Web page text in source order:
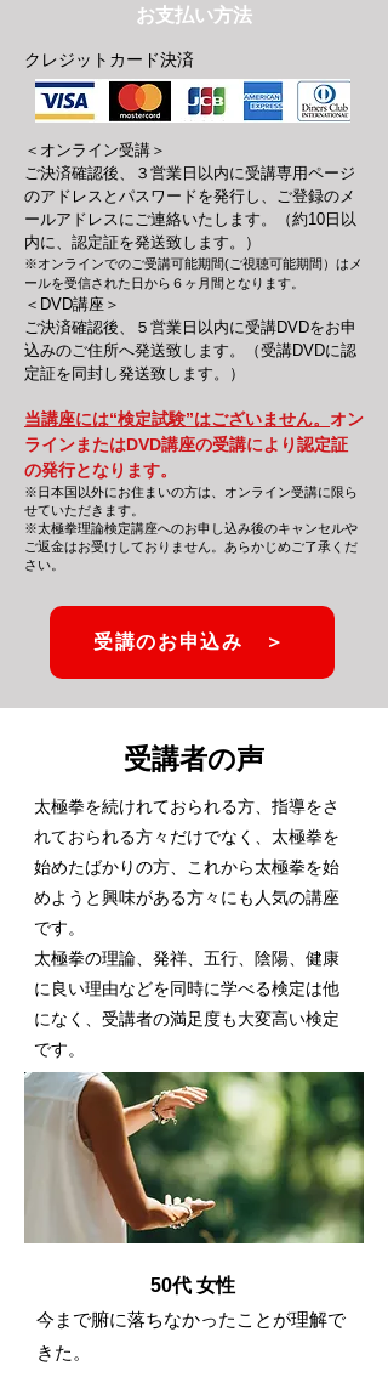
お支払い方法
クレジットカード決済
＜オンライン受講＞
ご決済確認後、３営業日以内に受講専用ページ
のアドレスとパスワードを発行し、ご登録のメ
ールアドレスにご連絡いたします。（約10日以
内に、認定証を発送致します。）
​※オンラインでのご受講可能期間(ご視聴可能期間）はメ
ールを受信された日から６ヶ月間となります。
＜DVD講座＞
ご決済確認後、５営業日以内に受講DVDをお申
込みのご住所へ発送致します。（受講DVDに認
定証を同封し発送致します。）
当講座には“検定試験”はございません。 オン
ラインまたはDVD講座の受講により認定証
の発行となります。
※日本国以外にお住まいの方は、オンライン受講に限ら
せていただきます。
※太極拳理論検定講座へのお申し込み後のキャンセルや
ご返金はお受けしておりません。あらかじめご了承くだ
さい。
受講のお申込み ＞
​受講者の声
太極拳を続けれておられる方、指導をさ
れておられる方々だけでなく、太極拳を
始めたばかりの方、これから太極拳を始
めようと興味がある方々にも人気の講座
です。
​太極拳の理論、発祥、五行、陰陽、健康
に良い理由などを同時に学べる検定は他
になく、受講者の満足度も大変高い検定
です。
50代 女性
​今まで腑に落ちなかったことが理解で
きた。